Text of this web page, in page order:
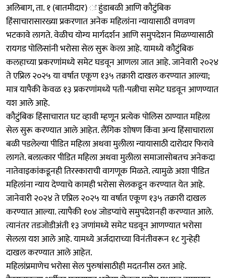
अलिबाग, ता. १ (बातमीदार) ः हुंडाबळी आणि कौटुंबिक
हिंसाचारासारख्या प्रकरणात अनेक महिलांना न्यायासाठी वणवण
भटकावे लागते. वेळीच योग्य मार्गदर्शन आणि समुपदेशन मिळण्यासाठी
रायगड पोलिसांनी भरोसा सेल सुरू केला आहे. यामध्ये कौटुंबिक
कलहाच्या प्रकरणांमध्ये समेट घडवून आणला जात आहे. जानेवारी २०२४
ते एप्रिल २०२५ या वर्षात एकूण १३५ तक्रारी दाखल करण्यात आल्या;
मात्र यापैकी केवळ १३ प्रकरणांमध्ये पती-पत्नीचा समेट घडवून आणण्यात
यश आले आहे.
कौटुंबिक हिंसाचारात घट व्हावी म्हणून प्रत्येक पोलिस ठाण्यात महिला
सेल सुरू करण्यात आले आहेत. लैंगिक शोषण किंवा अन्य हिंसाचाराला
बळी पडलेल्या पीडित महिला अथवा मुलीला न्यायासाठी दारोदार फिरावे
लागते. बलात्कार पीडित महिला अथवा मुलीला समाजासोबतच अनेकदा
नातेवाइकांकडूनही तिरस्काराची वागणूक मिळते. त्यामुळे अशा पीडित
महिलांना न्याय देण्याचे कामही भरोसा सेलकडून करण्यात येत आहे.
जानेवारी २०२४ ते एप्रिल २०२५ या वर्षात एकूण १३५ तक्रारी दाखल
करण्यात आल्या. त्यापैकी १०४ जोडप्यांचे समुपदेशनही करण्यात आले.
त्यानंतर तडजोडीअंती १३ जणांमध्ये समेट घडवून आणण्यात भरोसा
सेलला यश आले आहे. यामध्ये अर्जदाराच्या विनंतीवरून १८ गुन्हेही
दाखल करण्यात आले आहेत.
महिलांप्रमाणेच भरोसा सेल पुरुषांसाठीही मदतनीस ठरत आहे.